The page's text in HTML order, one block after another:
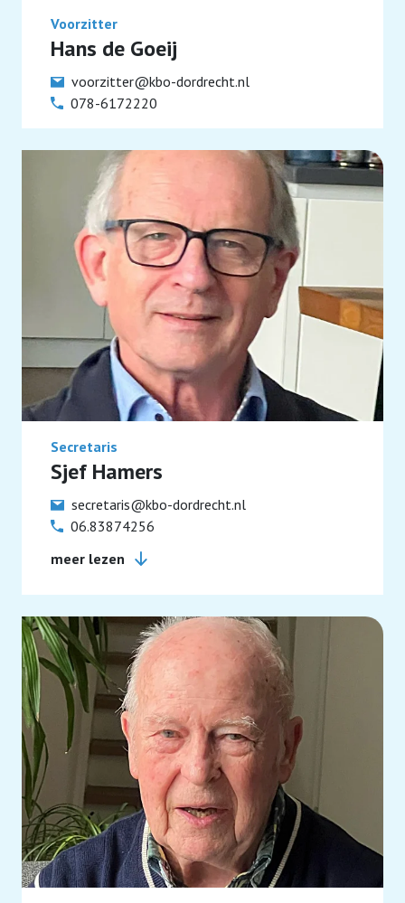
Voorzitter
Hans de Goeij
voorzitter@kbo-dordrecht.nl
078-6172220
Secretaris
Sjef Hamers
secretaris@kbo-dordrecht.nl
06.83874256
meer lezen
Inschrijfformulier KVK; 40323695 Secretariaat en
ledenadministratie Postadres; Overkerk 37 3328
LM Dordrecht